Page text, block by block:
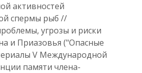
активностей
спермы рыб //
угрозы и риски
и Приазовья ("Опасные
V Международной
памяти члена-